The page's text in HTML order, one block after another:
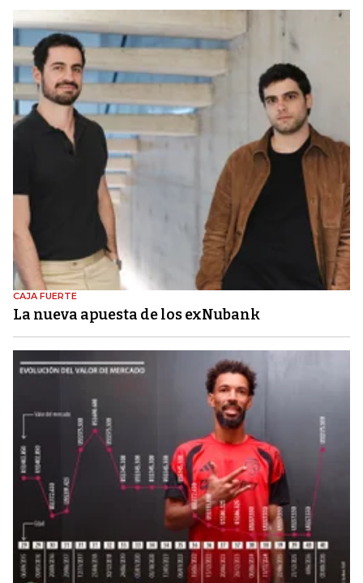
CAJA FUERTE
La nueva apuesta de los exNubank